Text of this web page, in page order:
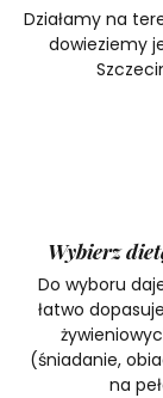
Działamy na
dowieziemy
Wybierz
Do wyboru
łatwo
(śniadanie,
na